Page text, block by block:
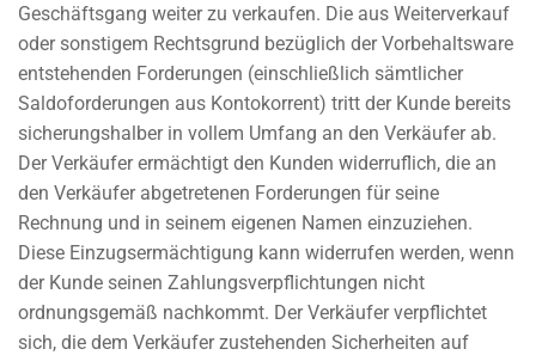
Geschäftsgang weiter zu verkaufen. Die aus Weiterverkauf
oder sonstigem Rechtsgrund bezüglich der Vorbehaltsware
entstehenden Forderungen (einschließlich sämtlicher
Saldoforderungen aus Kontokorrent) tritt der Kunde bereits
sicherungshalber in vollem Umfang an den Verkäufer ab.
Der Verkäufer ermächtigt den Kunden widerruflich, die an
den Verkäufer abgetretenen Forderungen für seine
Rechnung und in seinem eigenen Namen einzuziehen.
Diese Einzugsermächtigung kann widerrufen werden, wenn
der Kunde seinen Zahlungsverpflichtungen nicht
ordnungsgemäß nachkommt. Der Verkäufer verpflichtet
sich, die dem Verkäufer zustehenden Sicherheiten auf